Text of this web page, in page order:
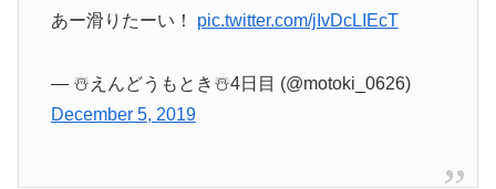
あー滑りたーい！ pic.twitter.com/jIvDcLIEcT
— ☃️えんどうもとき☃️4日目 (@motoki_0626)
December 5, 2019